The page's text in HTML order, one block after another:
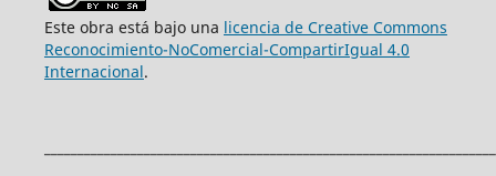
Este obra está bajo una licencia de Creative Commons
Reconocimiento-NoComercial-CompartirIgual 4.0
Internacional.